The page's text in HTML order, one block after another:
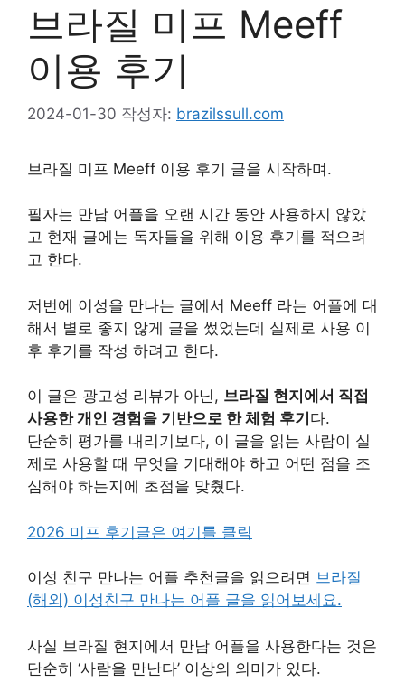
브라질 미프 Meeff
이용 후기
2024-01-30 작성자: brazilssull.com
브라질 미프 Meeff 이용 후기 글을 시작하며.
필자는 만남 어플을 오랜 시간 동안 사용하지 않았
고 현재 글에는 독자들을 위해 이용 후기를 적으려
고 한다.
저번에 이성을 만나는 글에서 Meeff 라는 어플에 대
해서 별로 좋지 않게 글을 썼었는데 실제로 사용 이
후 후기를 작성 하려고 한다.
이 글은 광고성 리뷰가 아닌, 브라질 현지에서 직접
사용한 개인 경험을 기반으로 한 체험 후기 다.
단순히 평가를 내리기보다, 이 글을 읽는 사람이 실
제로 사용할 때 무엇을 기대해야 하고 어떤 점을 조
심해야 하는지에 초점을 맞췄다.
2026 미프 후기글은 여기를 클릭
이성 친구 만나는 어플 추천글을 읽으려면 브라질
(해외) 이성친구 만나는 어플 글을 읽어보세요.
사실 브라질 현지에서 만남 어플을 사용한다는 것은
단순히 ‘사람을 만난다’ 이상의 의미가 있다.